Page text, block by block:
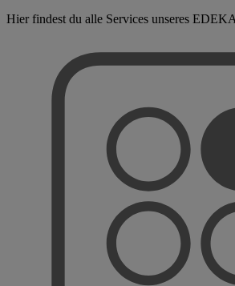
Hier findest du alle Services unseres